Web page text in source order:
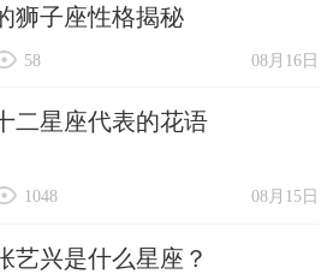
狮子座性格揭秘
08月16日
58
二星座代表的花语
08月15日
1048
艺兴是什么星座？